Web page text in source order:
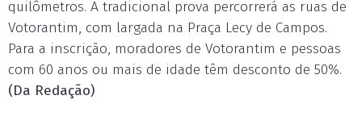
quilômetros. A tradicional prova percorrerá as ruas de
Votorantim, com largada na Praça Lecy de Campos.
Para a inscrição, moradores de Votorantim e pessoas
com 60 anos ou mais de idade têm desconto de 50%.
(Da Redação)